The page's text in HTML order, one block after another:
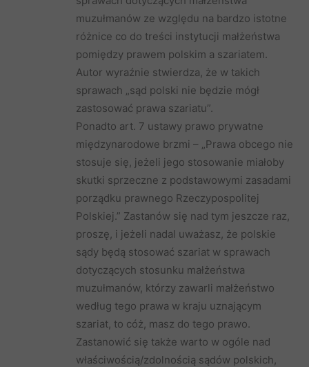
muzułmanów ze względu na bardzo istotne
różnice co do treści instytucji małżeństwa
pomiędzy prawem polskim a szariatem.
Autor wyraźnie stwierdza, że w takich
sprawach „sąd polski nie będzie mógł
zastosować prawa szariatu”.
Ponadto art. 7 ustawy prawo prywatne
międzynarodowe brzmi – „Prawa obcego nie
stosuje się, jeżeli jego stosowanie miałoby
skutki sprzeczne z podstawowymi zasadami
porządku prawnego Rzeczypospolitej
Polskiej.” Zastanów się nad tym jeszcze raz,
proszę, i jeżeli nadal uważasz, że polskie
sądy będą stosować szariat w sprawach
dotyczących stosunku małżeństwa
muzułmanów, którzy zawarli małżeństwo
według tego prawa w kraju uznającym
szariat, to cóż, masz do tego prawo.
Zastanowić się także warto w ogóle nad
właściwością/zdolnością sądów polskich,